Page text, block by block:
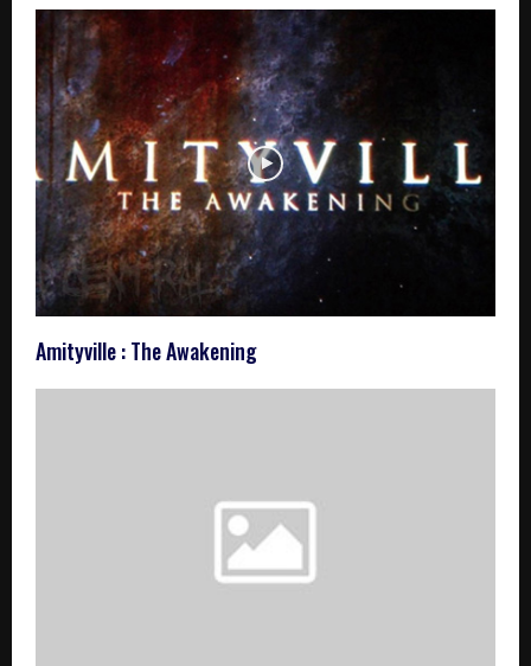
Amityville : The Awakening